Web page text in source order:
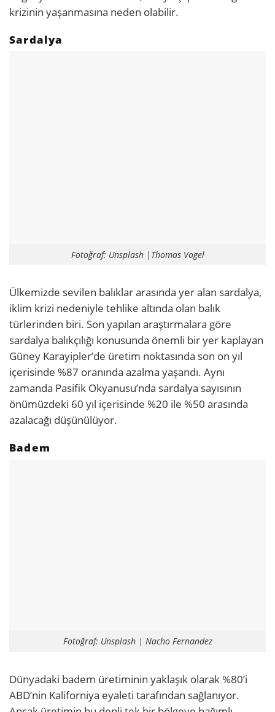
krizinin yaşanmasına neden olabilir.
Sardalya
Fotoğraf: Unsplash |Thomas Vogel
Ülkemizde sevilen balıklar arasında yer alan sardalya,
iklim krizi nedeniyle tehlike altında olan balık
türlerinden biri. Son yapılan araştırmalara göre
sardalya balıkçılığı konusunda önemli bir yer kaplayan
Güney Karayipler’de üretim noktasında son on yıl
içerisinde %87 oranında azalma yaşandı. Aynı
zamanda Pasifik Okyanusu’nda sardalya sayısının
önümüzdeki 60 yıl içerisinde %20 ile %50 arasında
azalacağı düşünülüyor.
Badem
Fotoğraf: Unsplash | Nacho Fernandez
Dünyadaki badem üretiminin yaklaşık olarak %80’i
ABD’nin Kaliforniya eyaleti tarafından sağlanıyor.